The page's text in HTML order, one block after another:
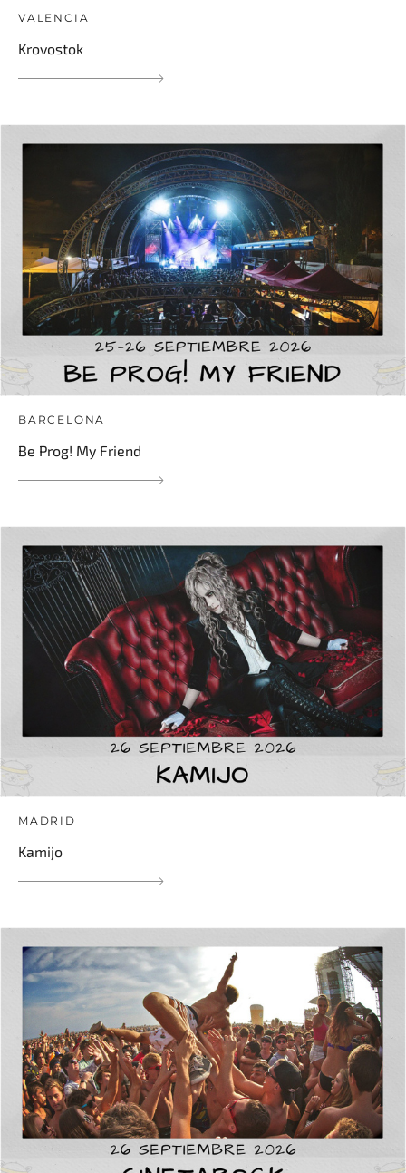
VALENCIA
Krovostok
BARCELONA
Be Prog! My Friend
MADRID
Kamijo